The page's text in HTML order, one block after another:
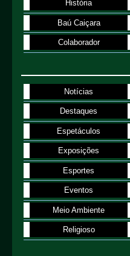
História
Baú Caiçara
Colaborador
Notícias
Destaques
Espetáculos
Exposições
Esportes
Eventos
Meio Ambiente
Religioso